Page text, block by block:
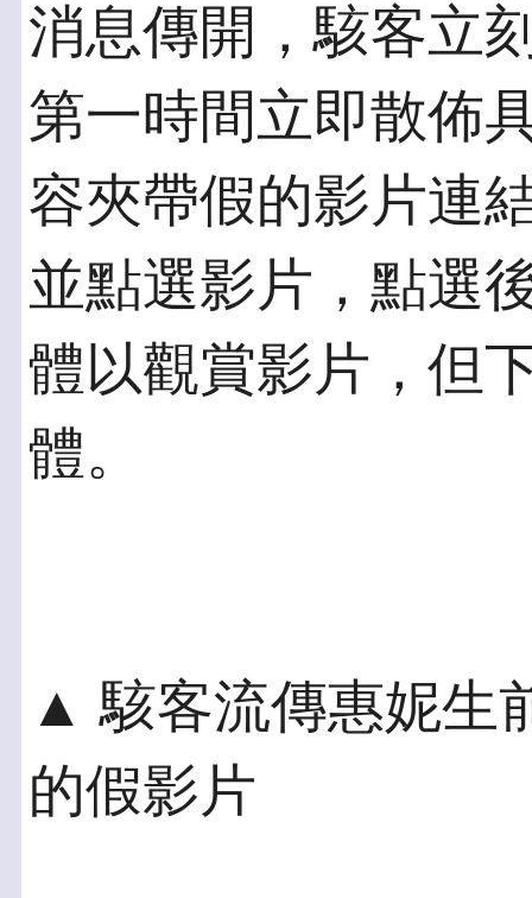
消息傳開，駭客立
第一時間立即散佈
容夾帶假的影片連
並點選影片，點選
體以觀賞影片，但
體。
▲ 駭客流傳惠妮生
的假影片